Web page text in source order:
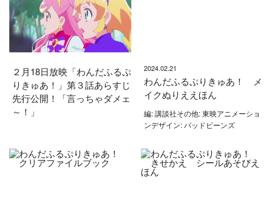
２月18日放映「わんだふるぷ
りきゅあ！」第３話あらすじ
先行公開！「言っちゃダメェ
～！」
2024.02.21
わんだふるぷりきゅあ！ メ
イクぬりええほん
編: 講談社その他: 東映アニメーショ
ンデザイン: バッドビーンズ